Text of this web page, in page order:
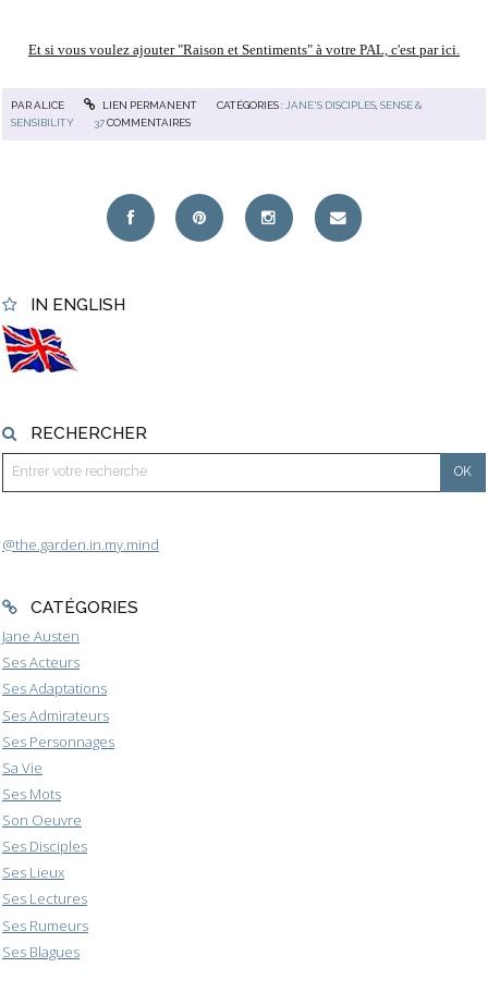
Et si vous voulez ajouter "Raison et Sentiments" à votre PAL, c'est par ici.
PARALICE LIEN PERMANENT CATÉGORIES : JANE'S DISCIPLES ,SENSE &
SENSIBILITY
37 COMMENTAIRES
IN ENGLISH
RECHERCHER
@the.garden.in.my.mind
CATÉGORIES
Jane Austen
Ses Acteurs
Ses Adaptations
Ses Admirateurs
Ses Personnages
Sa Vie
Ses Mots
Son Oeuvre
Ses Disciples
Ses Lieux
Ses Lectures
Ses Rumeurs
Ses Blagues